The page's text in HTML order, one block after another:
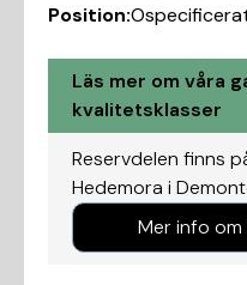
Position:
Läs mer om våra
kvalitetsklasser
Reservdelen finns
Hedemora i
Mer info